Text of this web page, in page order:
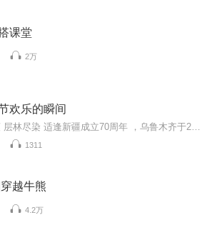
课堂
2万
欢乐的瞬间
1311
越牛熊
4.2万